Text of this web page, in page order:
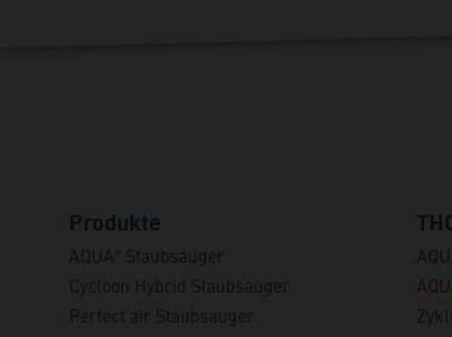
Produkte
AQUA + Staubsauger
Cycloon Hybrid Staubsauger
Perfect air Staubsauger